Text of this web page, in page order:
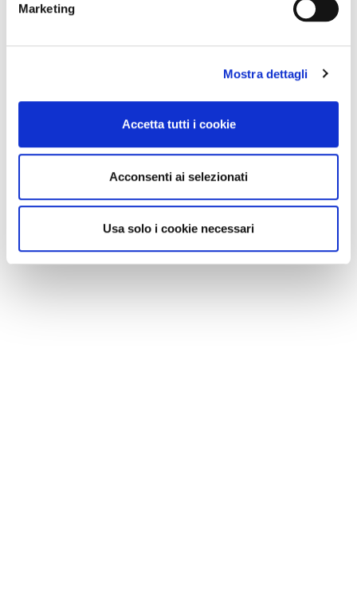
Marketing
Mostra dettagli
Accetta tutti i cookie
Acconsenti ai selezionati
Usa solo i cookie necessari